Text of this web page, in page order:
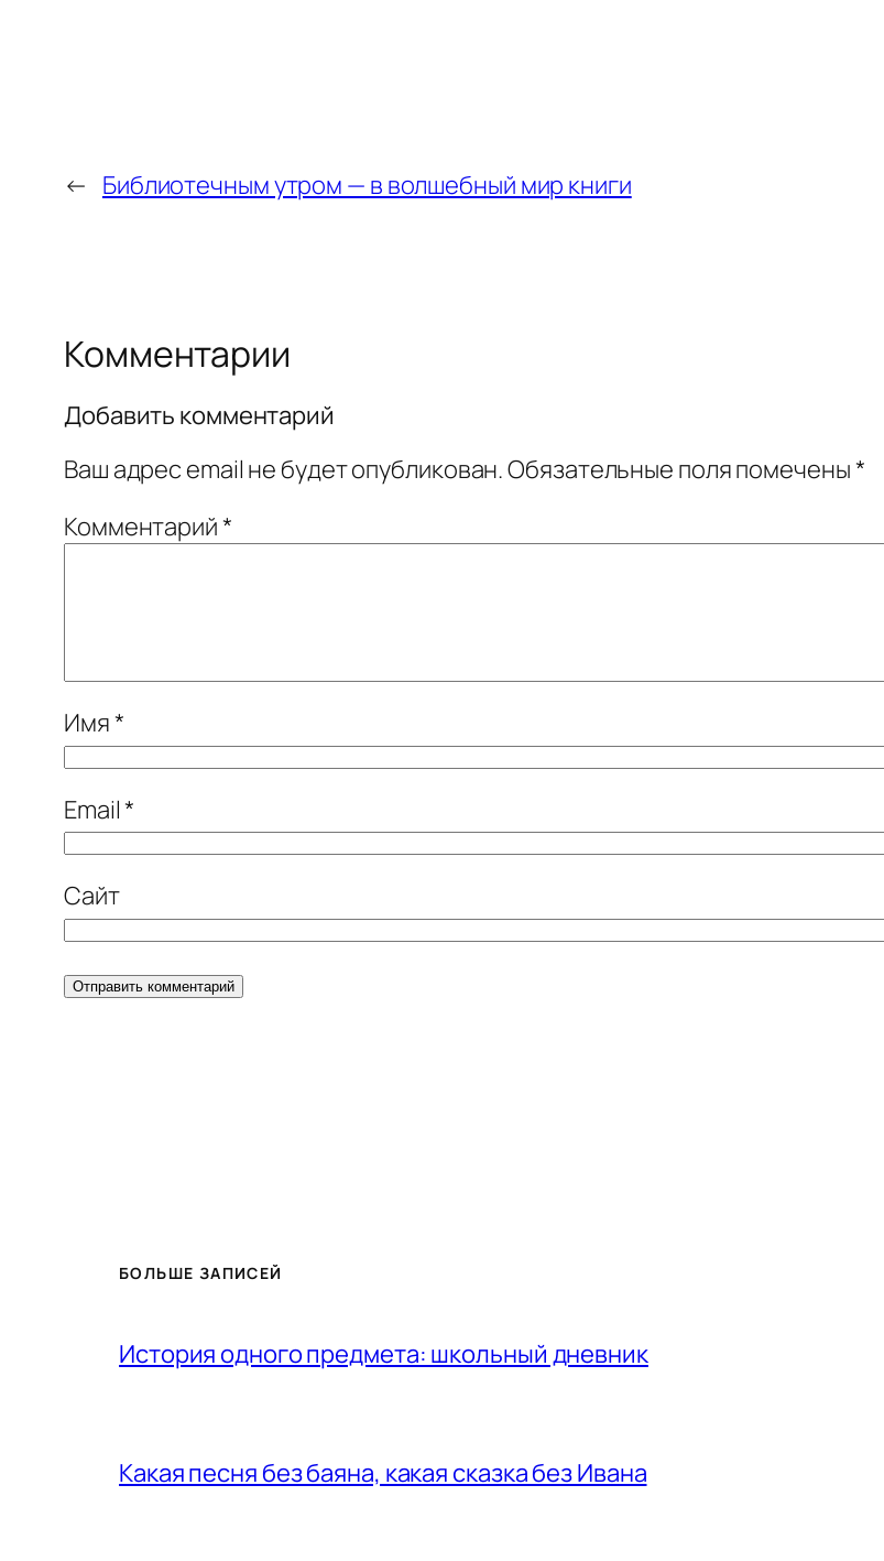
← Библиотечным утром — в волшебный мир книги
Комментарии
Добавить комментарий
Ваш адрес email не будет опубликован.Обязательные поля помечены*
Комментарий*
Имя*
Email*
Сайт
БОЛЬШЕ ЗАПИСЕЙ
История одного предмета: школьный дневник
Какая песня без баяна, какая сказка без Ивана